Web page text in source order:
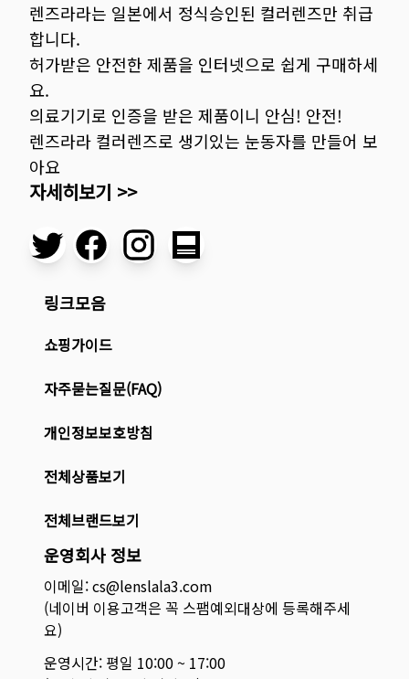
렌즈라라는 일본에서 정식승인된 컬러렌즈만 취급
합니다.
허가받은 안전한 제품을 인터넷으로 쉽게 구매하세
요.
의료기기로 인증을 받은 제품이니 안심! 안전!
렌즈라라 컬러렌즈로 생기있는 눈동자를 만들어 보
아요
자세히보기 >>
링크모음
쇼핑가이드
자주묻는질문(FAQ)
개인정보보호방침
전체상품보기
전체브랜드보기
운영회사 정보
이메일: cs@lenslala3.com
(네이버 이용고객은 꼭 스팸예외대상에 등록해주세
요)
운영시간: 평일 10:00 ~ 17:00